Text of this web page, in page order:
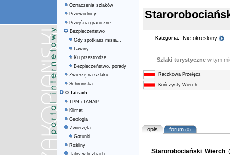
Oznaczenia szlaków
Przewodnicy
Przejścia graniczne
Bezpieczeństwo
Gdy spotkasz misia...
Lawiny
Ku przestrodze...
Bezpieczeństwo, porady
Zwierzę na szlaku
Schroniska
O Tatrach
TPN i TANAP
Klimat
Geologia
Zwierzęta
Gatunki
Rośliny
Tatry w liczbach
Kategoria: Nie okreslony
Szlaki turystyczne w tym
Raczkowa Przełęcz
Kończysty Wierch
opis forum(0)
Starorobociański Wierch